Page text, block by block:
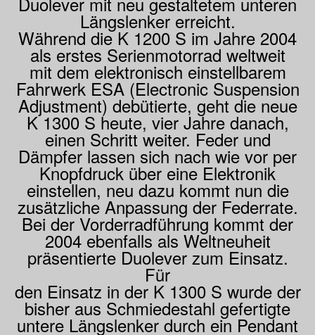
Längslenker erreicht.
Während die K 1200 S im Jahre 2004
als erstes Serienmotorrad weltweit
mit dem elektronisch einstellbarem
Fahrwerk ESA (Electronic Suspension
Adjustment) debütierte, geht die neue
K 1300 S heute, vier Jahre danach,
einen Schritt weiter. Feder und
Dämpfer lassen sich nach wie vor per
Knopfdruck über eine Elektronik
einstellen, neu dazu kommt nun die
zusätzliche Anpassung der Federrate.
Bei der Vorderradführung kommt der
2004 ebenfalls als Weltneuheit
präsentierte Duolever zum Einsatz.
Für
den Einsatz in der K 1300 S wurde der
bisher aus Schmiedestahl gefertigte
untere Längslenker durch ein Pendant